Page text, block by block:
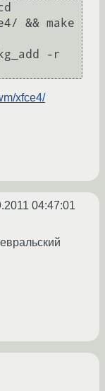
&& make
-r
xfce4/
04:47:01